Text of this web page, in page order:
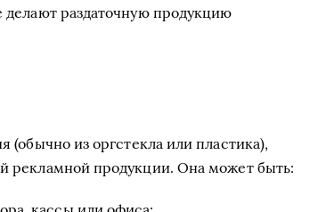
раздаточную продукцию
(обычно из оргстекла или пластика),
рекламной продукции. Она может быть: